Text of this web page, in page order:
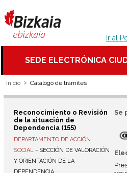
Ir al
SEDE ELECTRÓNICA
Inicio Catálogo de trámites
Reconocimiento o Revisión
de la situación de
Dependencia (155)
DEPARTAMENTO DE ACCIÓN
SOCIAL- SECCIÓN DE VALORACIÓN
Y ORIENTACIÓN DE LA
Se